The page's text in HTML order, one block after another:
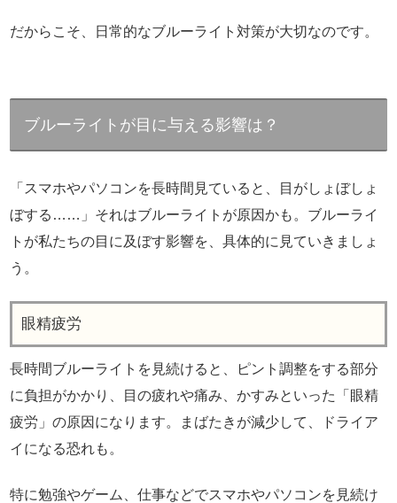
だからこそ、日常的なブルーライト対策が大切なのです。
ブルーライトが目に与える影響は？
「スマホやパソコンを長時間見ていると、目がしょぼしょ
ぼする……」それはブルーライトが原因かも。ブルーライ
トが私たちの目に及ぼす影響を、具体的に見ていきましょ
う。
眼精疲労
長時間ブルーライトを見続けると、ピント調整をする部分
に負担がかかり、目の疲れや痛み、かすみといった「眼精
疲労」の原因になります。まばたきが減少して、ドライア
イになる恐れも。
特に勉強やゲーム、仕事などでスマホやパソコンを見続け